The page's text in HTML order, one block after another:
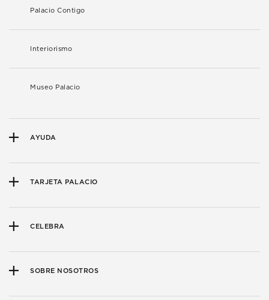
Palacio Contigo
Interiorismo
Museo Palacio
AYUDA
TARJETA PALACIO
CELEBRA
SOBRE NOSOTROS